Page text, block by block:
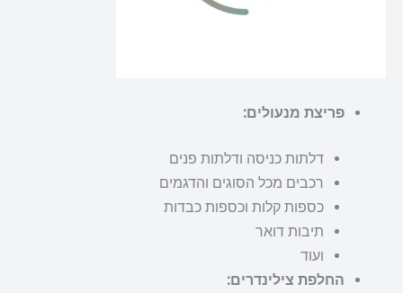
פריצת מנעולים:
דלתות כניסה ודלתות פנים
רכבים מכל הסוגים והדגמים
כספות קלות וכספות כבדות
תיבות דואר
ועוד
החלפת צילינדרים: